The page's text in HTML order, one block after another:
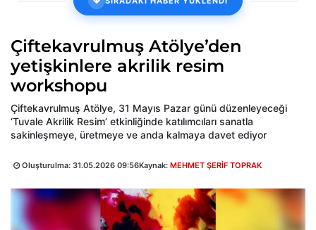
Çiftekavrulmuş Atölye’den
yetişkinlere akrilik resim
workshopu
Çiftekavrulmuş Atölye, 31 Mayıs Pazar günü düzenleyeceği
‘Tuvale Akrilik Resim’ etkinliğinde katılımcıları sanatla
sakinleşmeye, üretmeye ve anda kalmaya davet ediyor
Oluşturulma: 31.05.2026 09:56Kaynak: MEHMET ŞERİF TOPRAK